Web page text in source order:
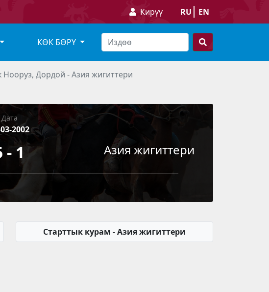
Кирүү RU EN
КӨК БӨРҮ
Нооруз, Дордой - Азия жигиттери
Дата
2002
- 1 Азия жигиттери
Старттык курам - Азия жигиттери